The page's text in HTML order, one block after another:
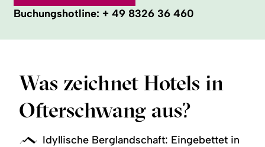
Buchungshotline: + 49 8326 36 460
Was zeichnet Hotels in
Ofterschwang aus?
Idyllische Berglandschaft: Eingebettet in